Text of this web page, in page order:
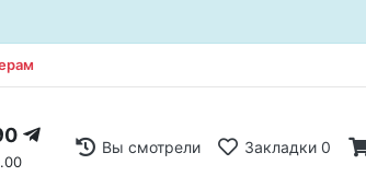
Вы смотрели Закладки 0